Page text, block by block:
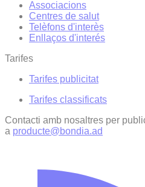
Associacions
Centres de salut
Telèfons d'interès
Enllaços d'interés
Tarifes
Tarifes publicitat
Tarifes classificats
Contacti amb nosaltres per
a producte@bondia.ad